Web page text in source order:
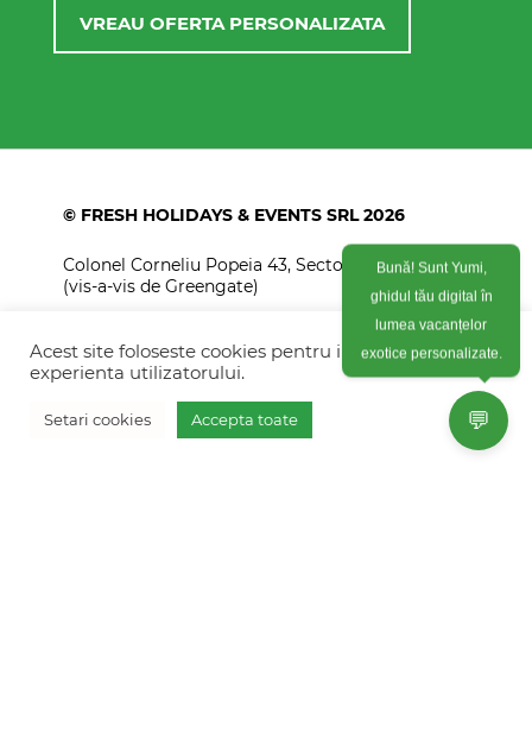
VREAU OFERTA PERSONALIZATA
© FRESH HOLIDAYS & EVENTS SRL 2026
Colonel Corneliu Popeia 43, Sector 5, Bucuresti
(vis-a-vis de Greengate)
+40770 574 088
info@freshholidays.ro
Acest site foloseste cookies pentru imbunatati
experienta utilizatorului.
Setari cookies Accepta toate 💬
Bună! Sunt Yumi,
ghidul tău digital în
lumea vacanțelor
exotice personalizate.